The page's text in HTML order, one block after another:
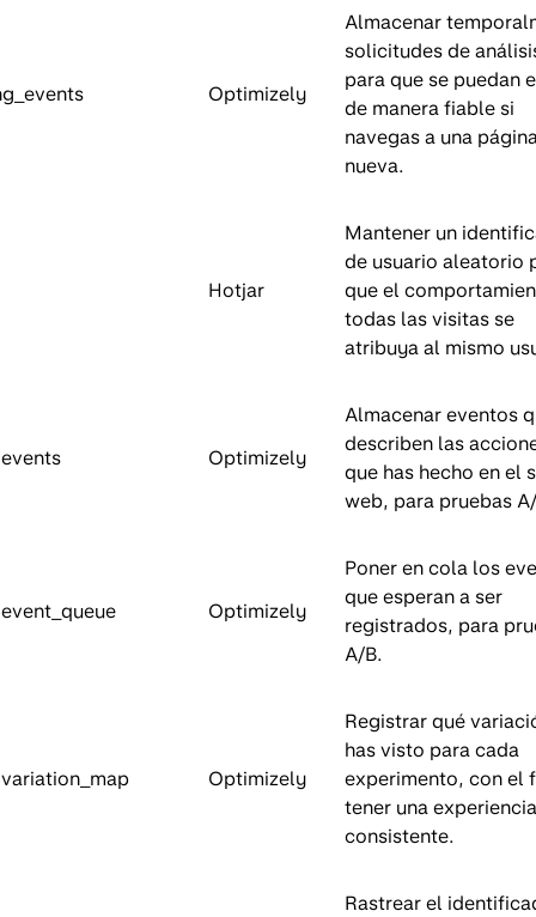
Optimizely
Almacenar
solicitudes de
para que se puedan
de manera fiable si
navegas a una
nueva.
Hotjar
Mantener un
de usuario aleatorio
que el
todas las visitas se
atribuya al mismo
Optimizely
Almacenar eventos
describen las
que has hecho en el
web, para pruebas
Optimizely
Poner en cola los
que esperan a ser
registrados, para
A/B.
Optimizely
Registrar qué
has visto para cada
experimento, con el
tener una experiencia
consistente.
Rastrear el